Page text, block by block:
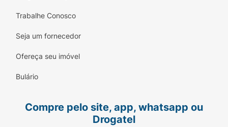
Trabalhe Conosco
Seja um fornecedor
Ofereça seu imóvel
Bulário
Compre pelo site, app, whatsapp ou
Drogatel